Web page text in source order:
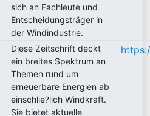
sich an Fachleute und
Entscheidungsträger in
der Windindustrie.
Diese Zeitschrift deckt
ein breites Spektrum an
Themen rund um
erneuerbare Energien ab
einschlie?lich Windkraft.
Sie bietet aktuelle